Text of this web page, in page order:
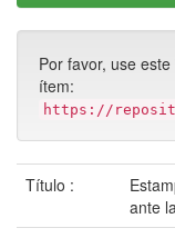
Por favor, use
ítem:
https://
Título :
ante